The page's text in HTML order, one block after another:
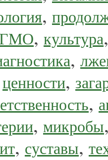
,
ГМО, культура
,
ценности,
,
, микробы
, суставы,